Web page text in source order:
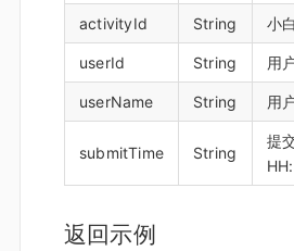
activityId String 小
userId String 用
userName String 用
submitTime String
提
返回示例